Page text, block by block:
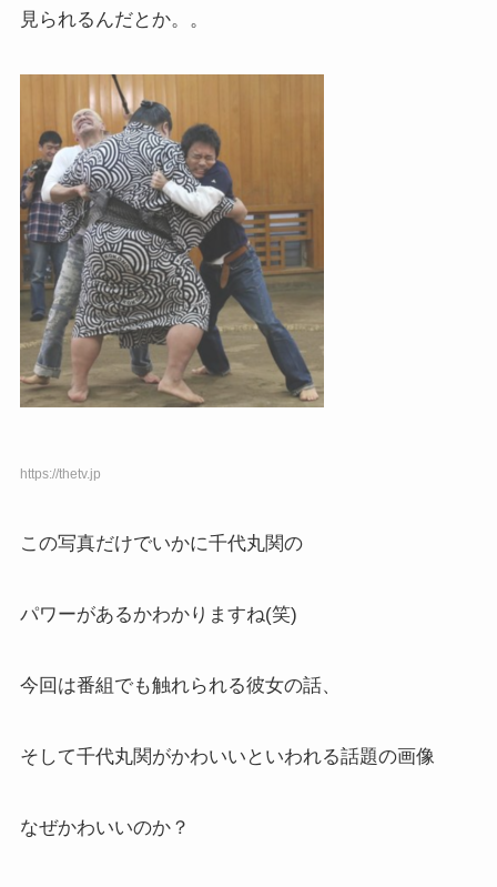
見られるんだとか。。
https://thetv.jp
この写真だけでいかに千代丸関の
パワーがあるかわかりますね(笑)
今回は番組でも触れられる彼女の話、
そして千代丸関がかわいいといわれる話題の画像
なぜかわいいのか？